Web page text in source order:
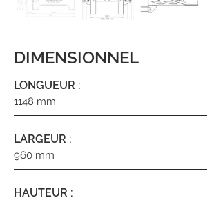
DIMENSIONNEL
LONGUEUR :
1148 mm
LARGEUR :
960 mm
HAUTEUR :